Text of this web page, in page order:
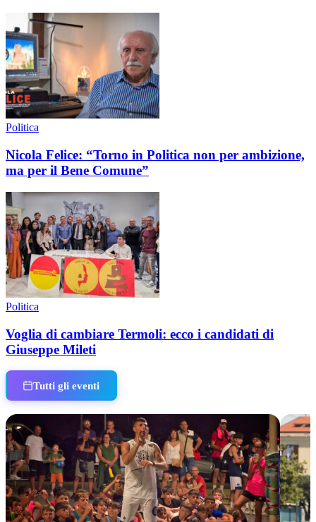
Politica
Nicola Felice: “Torno in Politica non per ambizione,
ma per il Bene Comune”
Politica
Voglia di cambiare Termoli: ecco i candidati di
Giuseppe Mileti
Tutti gli eventi